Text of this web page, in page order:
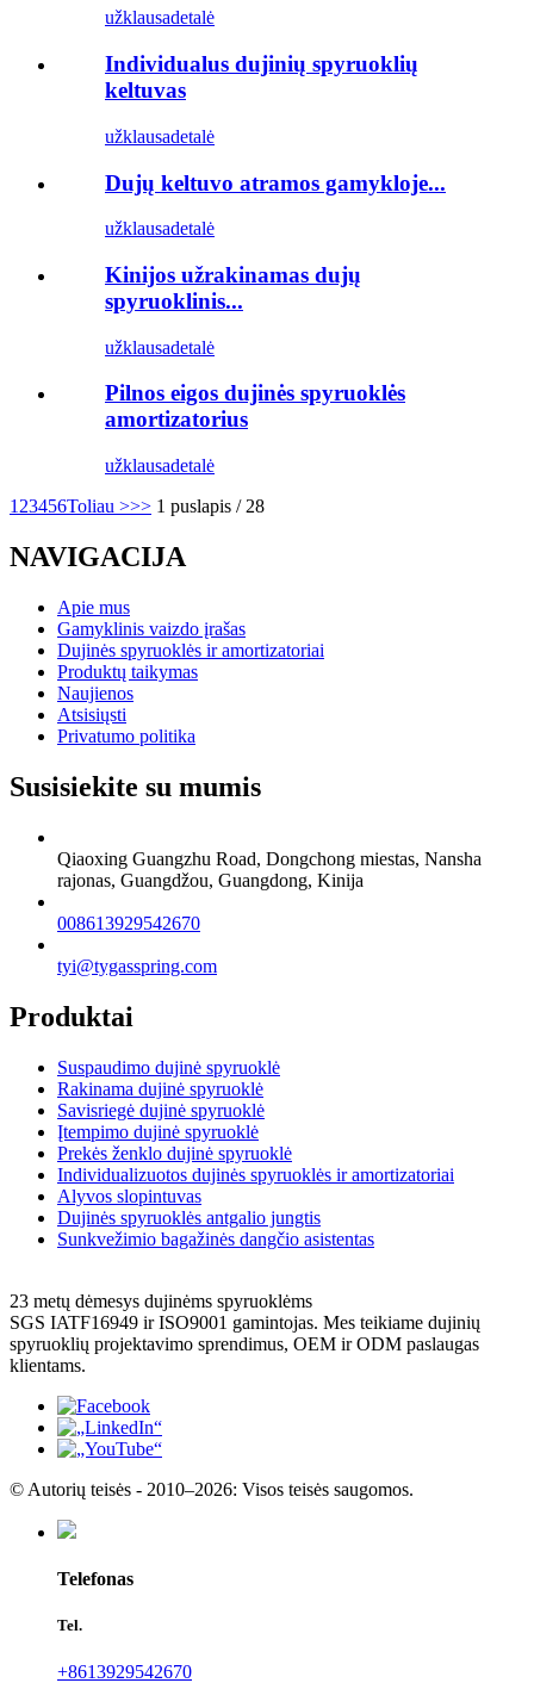
užklausadetalė
Individualus dujinių spyruoklių
keltuvas
užklausadetalė
Dujų keltuvo atramos gamykloje...
užklausadetalė
Kinijos užrakinamas dujų
spyruoklinis...
užklausadetalė
Pilnos eigos dujinės spyruoklės
amortizatorius
užklausadetalė
1 23456Toliau >>> 1 puslapis / 28
NAVIGACIJA
Apie mus
Gamyklinis vaizdo įrašas
Dujinės spyruoklės ir amortizatoriai
Produktų taikymas
Naujienos
Atsisiųsti
Privatumo politika
Susisiekite su mumis
Qiaoxing Guangzhu Road, Dongchong miestas, Nansha
rajonas, Guangdžou, Guangdong, Kinija
008613929542670
tyi@tygasspring.com
Produktai
Suspaudimo dujinė spyruoklė
Rakinama dujinė spyruoklė
Savisriegė dujinė spyruoklė
Įtempimo dujinė spyruoklė
Prekės ženklo dujinė spyruoklė
Individualizuotos dujinės spyruoklės ir amortizatoriai
Alyvos slopintuvas
Dujinės spyruoklės antgalio jungtis
Sunkvežimio bagažinės dangčio asistentas
23 metų dėmesys dujinėms spyruoklėms
SGS IATF16949 ir ​​ISO9001 gamintojas. Mes teikiame dujinių
spyruoklių projektavimo sprendimus, OEM ir ODM paslaugas
klientams.
© Autorių teisės - 2010–2026: Visos teisės saugomos.
Telefonas
Tel.
+8613929542670